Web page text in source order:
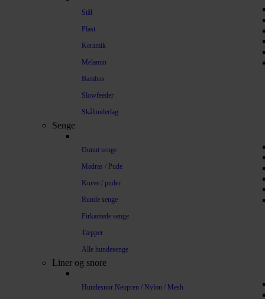
Stål
Plast
Keramik
Melamin
Bambus
Slowfeeder
Skålunderlag
Senge
Donut senge
Madras / Pude
Kurve / puder
Runde senge
Firkantede senge
Tæpper
Alle hundesenge
Liner og snore
Hundesnor Neopren / Nylon / Mesh